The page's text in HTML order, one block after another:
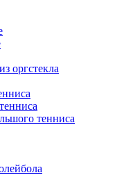
оргстекла
тенниса